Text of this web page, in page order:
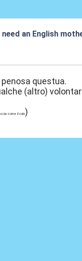
need an English
questua.
(altro)
come il culo)